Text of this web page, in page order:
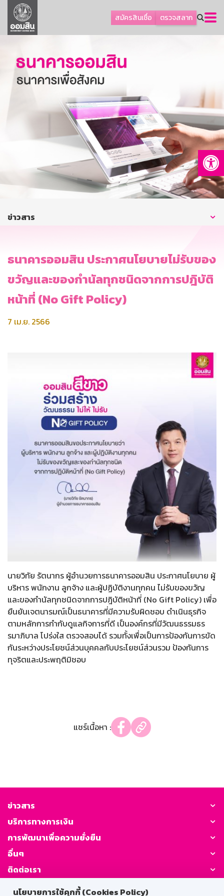
นโยบายการใช้คุกกี้ (Cookies Policy)
สมัครสินเชื่อ ตรวจสลาก
ลูกค้าธุรกิจ
ลูกค้าผู้ประกอบรายย่อย
ออมเพื่อสุข
เกี่ยวกับธนาคาร
การพัฒนาที่ยั่งยืน
บริการทางการเงิน
ติดต่อเรา
บริการออนไลน์
ข่าวสาร
ธนาคารออมสิน ประกาศนโยบายไม่รับของ
ขวัญและของกำนัลทุกชนิดจากการปฎิบัติ
หน้าที่ (No Gift Policy)
7 เม.ย. 2566
นายวิทัย รัตนากร ผู้อำนวยการธนาคารออมสิน ประกาศนโยบาย ผู้
บริหาร พนักงาน ลูกจ้าง และผู้ปฏิบัติงานทุกคน ไม่รับของขวัญ
และของกำนัลทุกชนิดจากการปฎิบัติหน้าที่ (No Gift Policy) เพื่อ
ยืนยันเจตนารมณ์เป็นธนาคารที่มีความรับผิดชอบ ดำเนินธุรกิจ
ตามหลักการกำกับดูแลกิจการที่ดี เป็นองค์กรที่มีวัฒนธรรมธร
รมาภิบาล โปร่งใส ตรวจสอบได้ รวมทั้งเพื่อเป็นการป้องกันการขัด
กันระหว่างประโยชน์ส่วนบุคคลกับประโยชน์ส่วนรวม ป้องกันการ
ทุจริตและประพฤติมิชอบ
แชร์เนื้อหา :
ข่าวสาร
บริการทางการเงิน
การพัฒนาเพื่อความยั่งยืน
อื่นๆ
ติดต่อเรา